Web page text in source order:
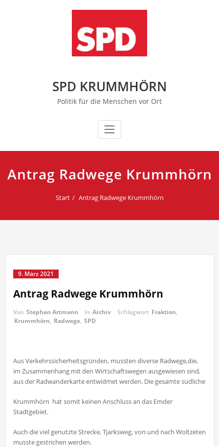
SPD KRUMMHÖRN
Politik für die Menschen vor Ort
Antrag Radwege Krummhörn
Start Antrag Radwege Krummhörn
9. März 2021
Antrag Radwege Krummhörn
Von Stephan Artmann in Archiv Schlagwort Fraktion,
Krummhörn, Radwege, SPD
Aus Verkehrssicherheitsgründen, mussten diverse Radwege,die,
im Zusammenhang mit den Wirtschaftswegen ausgewiesen sind,
aus der Radwanderkarte entwidmet werden. Die gesamte südliche
Krummhörn hat somit keinen Anschluss an das Emder
Stadtgebiet.
Auch die viel genutzte Strecke, Tjarksweg, von und nach Woltzeten
musste gestrichen werden.